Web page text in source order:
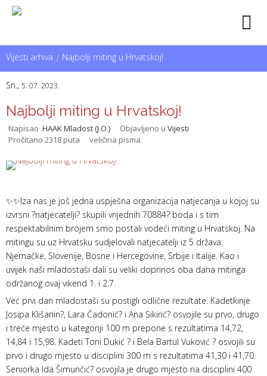
Vijesti arhiva / Najbolji miting u Hrvatskoj!
Sri., 5. 07. 2023.
Najbolji miting u Hrvatskoj!
Napisao HAAK Mladost (J.O.) Objavljeno u Vijesti
Pročitano 2318 puta
veličina pisma
✨️✨️Iza nas je još jedna uspješna organizacija natjecanja u kojoj su
izvrsni ?natjecatelji? skupili vrijednih 70884? boda i s tim
respektabilnim brojem smo postali vodeći miting u Hrvatskoj. Na
mitingu su uz Hrvatsku sudjelovali natjecatelji iz 5 država:
Njemačke, Slovenije, Bosne i Hercegovine, Srbije i Italije. Kao i
uvijek naši mladostaši dali su veliki doprinos oba dana mitinga
održanog ovaj vikend 1. i 2.7.
Već prvi dan mladostaši su postigli odlične rezultate. Kadetkinje
Josipa Klišanin?, Lara Čadonić? i Ana Sikirić? osvojile su prvo, drugo
i treće mjesto u kategoriji 100 m prepone s rezultatima 14,72,
14,84 i 15,98. Kadeti Toni Dukić ? i Bela Bartul Vuković ? osvojili su
prvo i drugo mjesto u disciplini 300 m s rezultatima 41,30 i 41,70.
Seniorka Ida Šimunčić? osvojila je drugo mjesto na disciplini 400